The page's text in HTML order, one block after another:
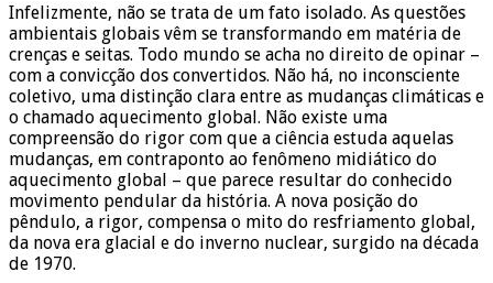
Infelizmente, não se trata de um fato isolado. As questões
ambientais globais vêm se transformando em matéria de
crenças e seitas. Todo mundo se acha no direito de opinar –
com a convicção dos convertidos. Não há, no inconsciente
coletivo, uma distinção clara entre as mudanças climáticas e
o chamado aquecimento global. Não existe uma
compreensão do rigor com que a ciência estuda aquelas
mudanças, em contraponto ao fenômeno midiático do
aquecimento global – que parece resultar do conhecido
movimento pendular da história. A nova posição do
pêndulo, a rigor, compensa o mito do resfriamento global,
da nova era glacial e do inverno nuclear, surgido na década
de 1970.